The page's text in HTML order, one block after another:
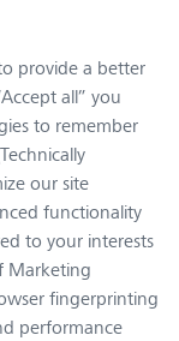
met een forfaitair
bedrag,
en andere
zal ook van
vereist is het
en de
verschuldigde
geval zal Zeiss de
bestellingen te
en vorderingen.
provide a better
all” you
to remember
our site
functionality
to your interests
Marketing
fingerprinting
performance